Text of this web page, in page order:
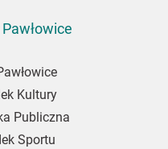
Kultury
Publiczna
Sportu